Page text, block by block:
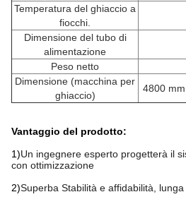
Temperatura del ghiaccio a
fiocchi.
Dimensione del tubo di
alimentazione
Peso netto
Dimensione (macchina per
ghiaccio)
4800
Vantaggio del prodotto:
1)Un ingegnere esperto progetterà il
con ottimizzazione
2)Superba Stabilità e affidabilità, lunga